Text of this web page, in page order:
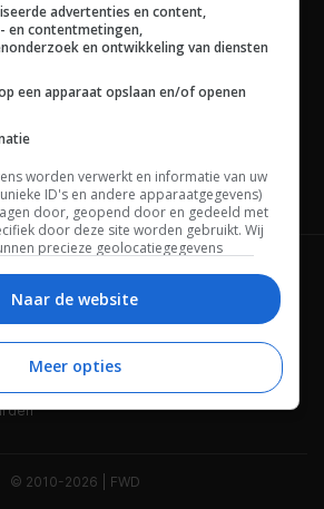
Privacybeleid
Contact
© 2010-2026 | FWD
advertenties en content,
en contentmetingen,
en ontwikkeling van diensten
een apparaat opslaan en/of openen
worden verwerkt en informatie van uw
ID's en andere apparaatgegevens)
door, geopend door en gedeeld met
door deze site worden gebruikt. Wij
precieze geolocatiegegevens
kunnen uw persoonsgegevens
deze pagina of in het sitemenu naar
te beheren of in te trekken via de
Naar de website
Meer opties